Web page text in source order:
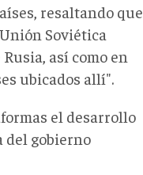
resaltando que
Soviética
así como en
ubicados allí".
el desarrollo
del gobierno